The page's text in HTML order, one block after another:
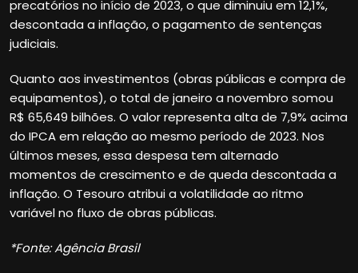
precatórios no início de 2023, o que diminuiu em 12,1%,
descontada a inflação, o pagamento de sentenças
judiciais.
Quanto aos investimentos (obras públicas e compra de
equipamentos), o total de janeiro a novembro somou
R$ 65,649 bilhões. O valor representa alta de 7,9% acima
do IPCA em relação ao mesmo período de 2023. Nos
últimos meses, essa despesa tem alternado
momentos de crescimento e de queda descontada a
inflação. O Tesouro atribui a volatilidade ao ritmo
variável no fluxo de obras públicas.
*Fonte: Agência Brasil